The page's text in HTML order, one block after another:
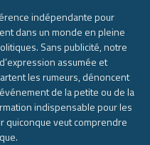
indépendante pour
dans un monde en pleine
Sans publicité, notre
assumée et
les rumeurs, dénoncent
de la petite ou de la
indispensable pour les
quiconque veut comprendre